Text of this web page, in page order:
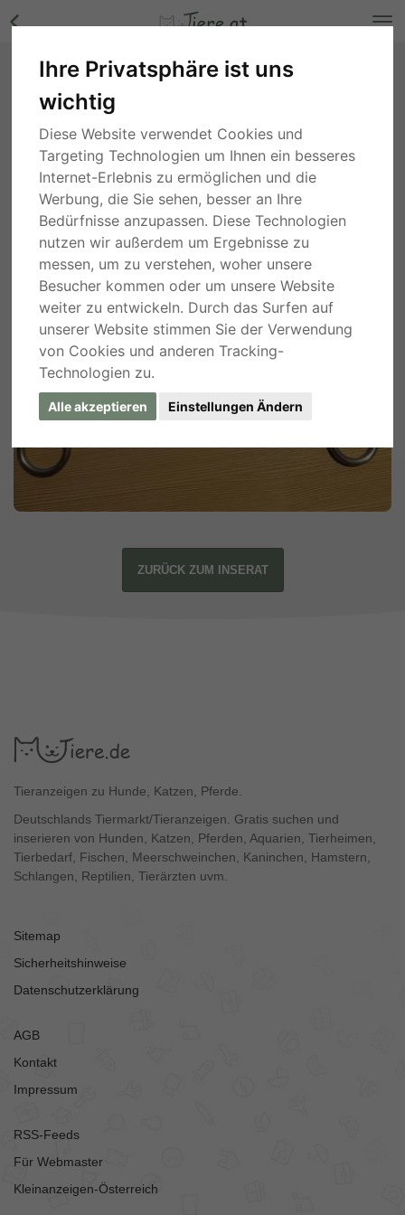
Ihre Privatsphäre ist uns
wichtig
Diese Website verwendet Cookies und
Targeting Technologien um Ihnen ein besseres
Internet-Erlebnis zu ermöglichen und die
Werbung, die Sie sehen, besser an Ihre
Bedürfnisse anzupassen. Diese Technologien
nutzen wir außerdem um Ergebnisse zu
messen, um zu verstehen, woher unsere
Besucher kommen oder um unsere Website
weiter zu entwickeln. Durch das Surfen auf
unserer Website stimmen Sie der Verwendung
von Cookies und anderen Tracking-
Technologien zu.
Alle akzeptieren Einstellungen Ändern
Correction-Bit mit Kupfer 12,50 und 13 cm
Bilder
, vor 8 Monaten
ZURÜCK ZUM INSERAT
Tieranzeigen zu Hunde, Katzen, Pferde.
Deutschlands Tiermarkt/Tieranzeigen. Gratis suchen und
inserieren von Hunden, Katzen, Pferden, Aquarien, Tierheimen,
Tierbedarf, Fischen, Meerschweinchen, Kaninchen, Hamstern,
Schlangen, Reptilien, Tierärzten uvm.
Sitemap
Sicherheitshinweise
Datenschutzerklärung
AGB
Kontakt
Impressum
RSS-Feeds
Für Webmaster
Kleinanzeigen-Österreich